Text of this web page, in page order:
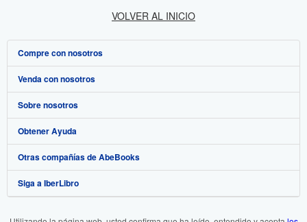
VOLVER AL INICIO
Compre con nosotros
Búsqueda avanzada
Colecciones
Mi cuenta
Mis pedidos
Ver carrito
Venda con nosotros
Comenzar a vender
Únase a nuestro programa de afiliados
Recomiende un vendedor
Sobre nosotros
Sobre IberLibro
Medios
Empleo
Obtener Ayuda
Preguntas frecuentes y guías
Atención al Cliente
Otras compañías de AbeBooks
AbeBooks.com
Siga a IberLibro